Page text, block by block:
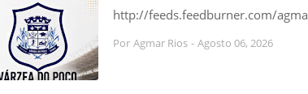
http://feeds.feedburner.com/
Por Agmar Rios - Agosto 06, 2026